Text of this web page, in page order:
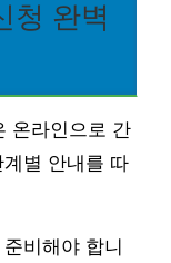
청 완벽
온라인으로 간
별 안내를 따
비해야 합니